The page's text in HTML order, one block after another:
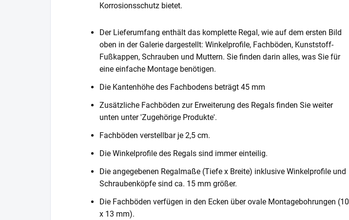
Korrosionsschutz bietet.
Der Lieferumfang enthält das komplette Regal, wie auf dem ersten Bild
oben in der Galerie dargestellt: Winkelprofile, Fachböden, Kunststoff-
Fußkappen, Schrauben und Muttern. Sie finden darin alles, was Sie für
eine einfache Montage benötigen.
Die Kantenhöhe des Fachbodens beträgt 45 mm
Zusätzliche Fachböden zur Erweiterung des Regals finden Sie weiter
unten unter 'Zugehörige Produkte'.
Fachböden verstellbar je 2,5 cm.
Die Winkelprofile des Regals sind immer einteilig.
Die angegebenen Regalmaße (Tiefe x Breite) inklusive Winkelprofile und
Schraubenköpfe sind ca. 15 mm größer.
Die Fachböden verfügen in den Ecken über ovale Montagebohrungen (10
x 13 mm).